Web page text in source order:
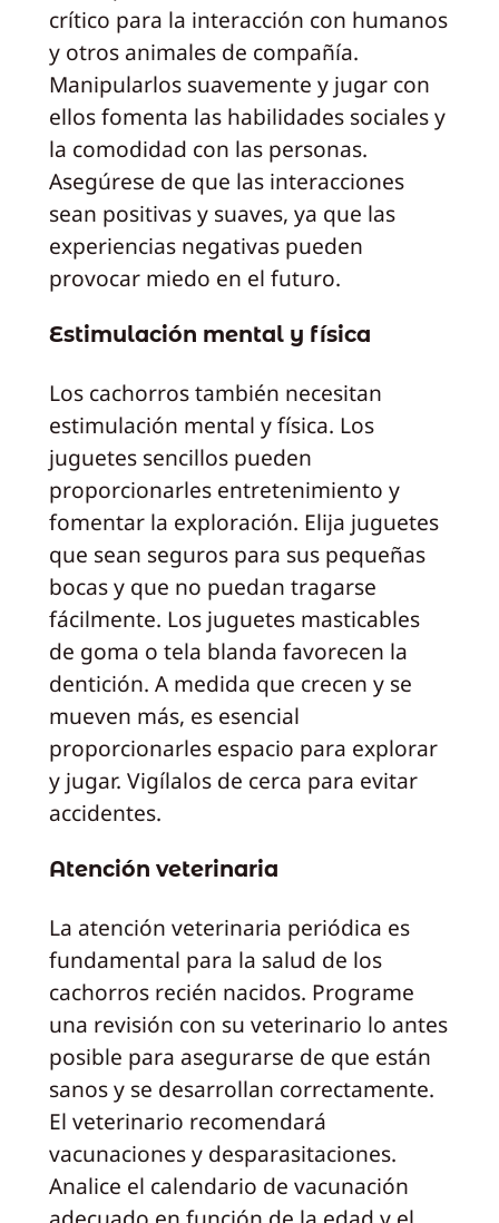
crítico para la interacción con humanos
y otros animales de compañía.
Manipularlos suavemente y jugar con
ellos fomenta las habilidades sociales y
la comodidad con las personas.
Asegúrese de que las interacciones
sean positivas y suaves, ya que las
experiencias negativas pueden
provocar miedo en el futuro.
Estimulación mental y física
Los cachorros también necesitan
estimulación mental y física. Los
juguetes sencillos pueden
proporcionarles entretenimiento y
fomentar la exploración. Elija juguetes
que sean seguros para sus pequeñas
bocas y que no puedan tragarse
fácilmente. Los juguetes masticables
de goma o tela blanda favorecen la
dentición. A medida que crecen y se
mueven más, es esencial
proporcionarles espacio para explorar
y jugar. Vigílalos de cerca para evitar
accidentes.
Atención veterinaria
La atención veterinaria periódica es
fundamental para la salud de los
cachorros recién nacidos. Programe
una revisión con su veterinario lo antes
posible para asegurarse de que están
sanos y se desarrollan correctamente.
El veterinario recomendará
vacunaciones y desparasitaciones.
Analice el calendario de vacunación